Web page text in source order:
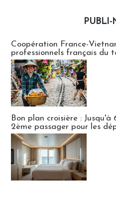
PUBLI-
Coopération France-
professionnels français du
Bon plan croisière :
2ème passager pour les